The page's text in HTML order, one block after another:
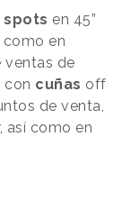
spots en 45”
como en
ventas de
con cuñas off
de venta,
así como en